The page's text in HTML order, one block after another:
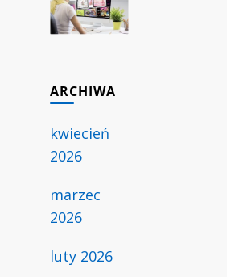
ARCHIWA
kwiecień
2026
marzec
2026
luty 2026